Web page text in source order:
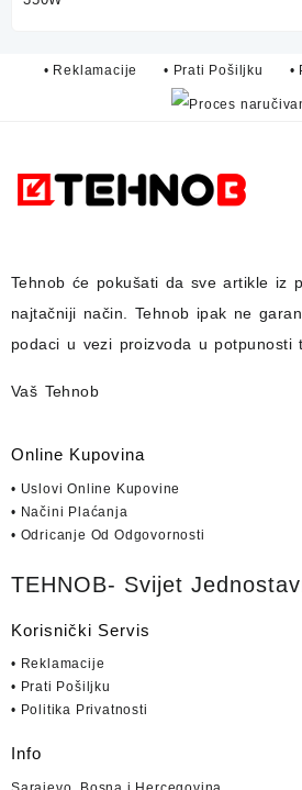
• Reklamacije • Prati Pošiljku •
Tehnob će pokušati da sve artikle iz
najtačniji način. Tehnob ipak ne
podaci u vezi proizvoda u potpunosti
Vaš Tehnob
Online Kupovina
• Uslovi Online Kupovine
• Načini Plaćanja
• Odricanje Od Odgovornosti
TEHNOB- Svijet
Korisnički Servis
• Reklamacije
• Prati Pošiljku
• Politika Privatnosti
Info